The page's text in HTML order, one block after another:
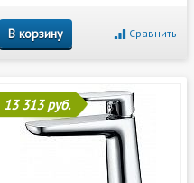
В корзину Сравнить
13 313 руб.